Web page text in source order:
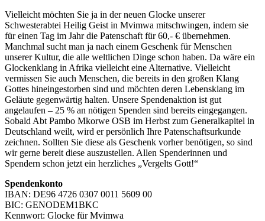
Vielleicht möchten Sie ja in der neuen Glocke unserer
Schwesterabtei Heilig Geist in Mvimwa mitschwingen, indem sie
für einen Tag im Jahr die Patenschaft für 60,- € übernehmen.
Manchmal sucht man ja nach einem Geschenk für Menschen
unserer Kultur, die alle weltlichen Dinge schon haben. Da wäre ein
Glockenklang in Afrika vielleicht eine Alternative. Vielleicht
vermissen Sie auch Menschen, die bereits in den großen Klang
Gottes hineingestorben sind und möchten deren Lebensklang im
Geläute gegenwärtig halten. Unsere Spendenaktion ist gut
angelaufen – 25 % an nötigen Spenden sind bereits eingegangen.
Sobald Abt Pambo Mkorwe OSB im Herbst zum Generalkapitel in
Deutschland weilt, wird er persönlich Ihre Patenschaftsurkunde
zeichnen. Sollten Sie diese als Geschenk vorher benötigen, so sind
wir gerne bereit diese auszustellen. Allen Spenderinnen und
Spendern schon jetzt ein herzliches „Vergelts Gott!“
Spendenkonto
IBAN: DE96 4726 0307 0011 5609 00
BIC: GENODEM1BKC
Kennwort: Glocke für Mvimwa